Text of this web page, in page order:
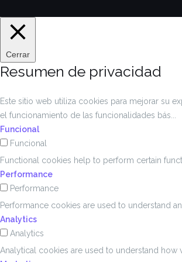
Cerrar
Resumen de privacidad
Este sitio web utiliza cookies para mejorar su
el funcionamiento de las funcionalidades bás
Funcional
Funcional
Functional cookies help to perform certain
Performance
Performance
Performance cookies are used to understand
Analytics
Analytics
Analytical cookies are used to understand